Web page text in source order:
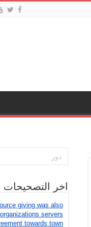
اخر التصحيحات
giving was also
servers
towards town